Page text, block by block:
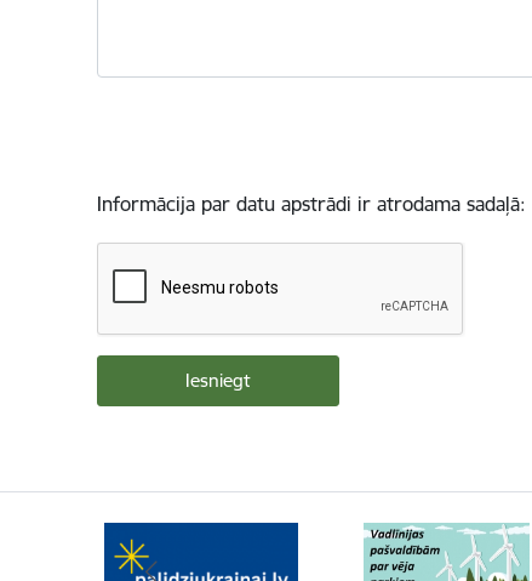
Informācija par datu apstrādi ir atrodama sadaļā: